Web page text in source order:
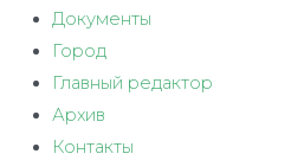
Документы
Город
Главный редактор
Архив
Контакты